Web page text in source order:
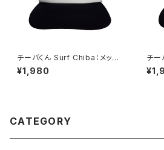
チーバくん Surf Chiba：メッシ
ュキャップ（Bホワイト）
¥1,980
チー
ュキ
CATEGORY